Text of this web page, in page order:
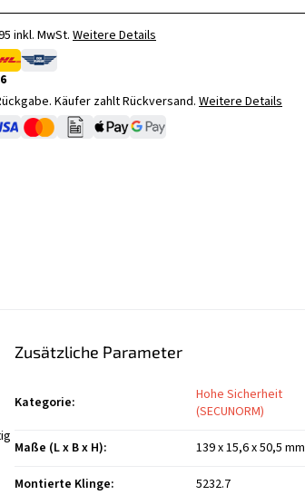
inkl. MwSt.Weitere Details
Käufer zahlt Rückversand. Weitere Details
Zusätzliche Parameter
Kategorie:
Hohe Sicherheit
(SECUNORM)
Maße (L x B x H):
139 x 15,6 x 50,5 mm
Montierte Klinge:
5232.7